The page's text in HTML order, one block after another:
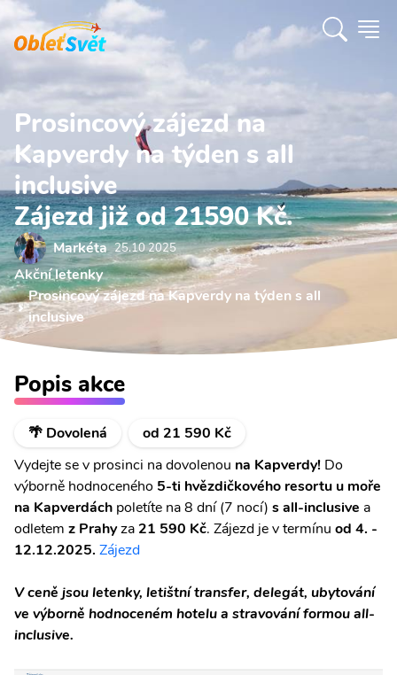
Prosincový zájezd na
Kapverdy na týden s all
inclusive
Zájezd již od 21590 Kč.
Markéta 25.10 2025
Akční letenky
Prosincový zájezd na Kapverdy na týden s all
inclusive
Popis akce
🌴 Dovolená
od 21 590 Kč
Vydejte se v prosinci na dovolenou na Kapverdy! Do
výborně hodnoceného 5-ti hvězdičkového resortu u moře
na Kapverdách poletíte na 8 dní (7 nocí) s all-inclusive a
odletem z Prahyza 21 590 Kč. Zájezd je v termínu od 4. -
12.12.2025. Zájezd
V ceně jsou letenky, letištní transfer, delegát, ubytování
ve výborně hodnoceném hotelu a stravování formou all-
inclusive.